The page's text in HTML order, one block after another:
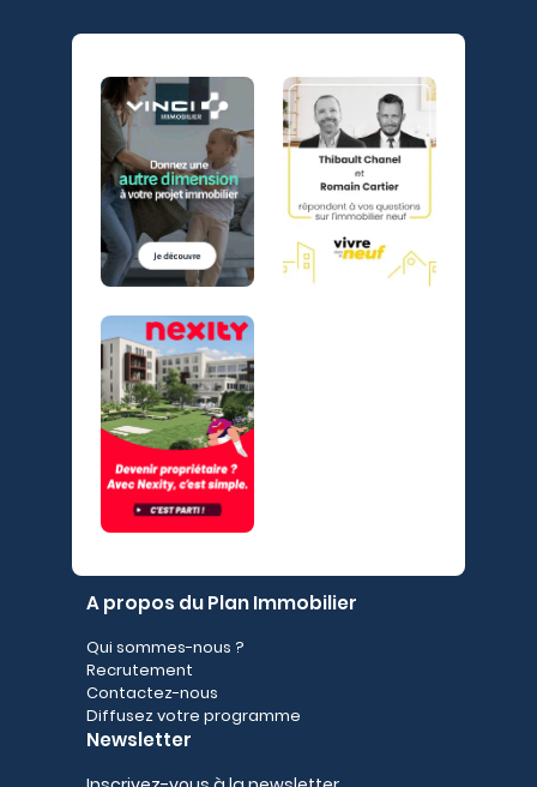
A propos du Plan Immobilier
Qui sommes-nous ?
Recrutement
Contactez-nous
Diffusez votre programme
Newsletter